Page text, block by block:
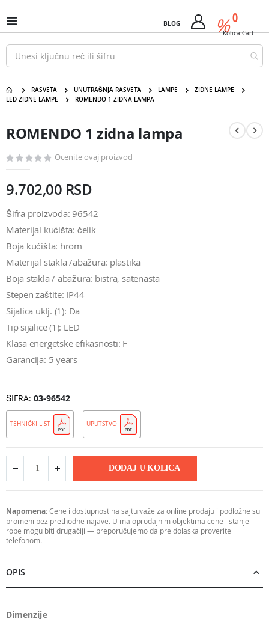
na
sadržaj
Uključi
/
isključi
Nav
BLOG %
Cart 0
Kolica Cart
RASVETA UNUTRAŠNJA RASVETA LAMPE
ZIDNE LAMPE
LED ZIDNE LAMPE
ROMENDO 1 ZIDNA LAMPA
kraj
galerije
ROMENDO 1 zidna lampa
početak
galerije
ROMENDO 1 zidna lampa
Ocenite ovaj proizvod
9.702,00 RSD
Šifra proizvoda: 96542
Materijal kućišta: čelik
Boja kućišta: hrom
Materijal stakla /abažura: plastika
Boja stakla / abažura: bistra, satenasta
Stepen zaštite: IP44
Sijalica uklj. (1): Da
Tip sijalice (1): LED
Klasa energetske efikasnosti: F
Garancija: 5 years
ŠIFRA 03-96542
TEHNIČKI LIST UPUTSTVO
DODAJ U KOLICA
Napomena:Cene i dostupnost na sajtu važe za online prodaju i podložne su
promeni bez prethodne najave. U maloprodajnim objektima cene i stanje
robe mogu biti drugačiji — preporučujemo da pre dolaska proverite
telefonom.
OPIS
Dimenzije